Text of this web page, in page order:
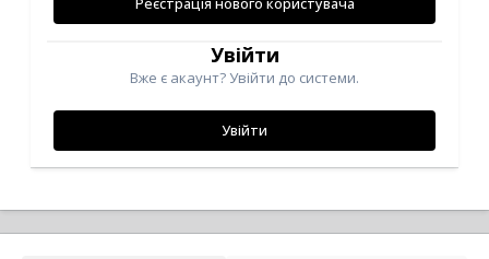
Реєстрація нового користувача
Увійти
Вже є акаунт? Увійти до системи.
Увійти